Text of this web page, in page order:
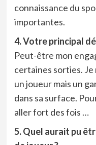
connaissance du
importantes.
4. Votre principal
Peut-être mon
certaines sorties. Je
un joueur mais un
dans sa surface.
aller fort des fois …
5. Quel aurait pu